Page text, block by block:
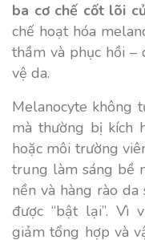
ba cơ chế cốt lõi
chế hoạt hóa
thầm và phục hồi –
vệ da.
Melanocyte không
mà thường bị kích
hoặc môi trường
trung làm sáng bề
nền và hàng rào da
được “bật lại”. Vì
giảm tổng hợp và